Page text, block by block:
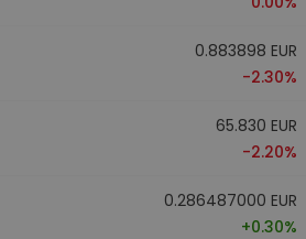
0.883898 EUR
-2.30%
65.830 EUR
-2.20%
0.286487000 EUR
+0.30%